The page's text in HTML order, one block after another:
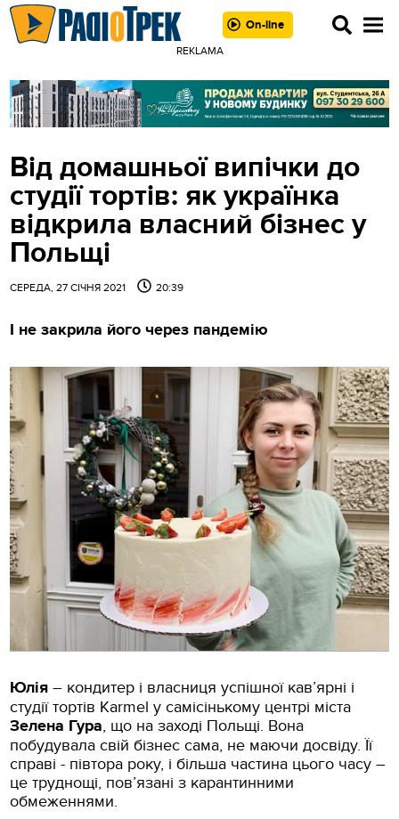
On-line
REKLAMA
Від домашньої випічки до
студії тортів: як українка
відкрила власний бізнес у
Польщі
СЕРЕДА, 27 СІЧНЯ 2021 20:39
І не закрила його через пандемію
Юлія– кондитер і власниця успішної кав’ярні і
студії тортів Karmel у самісінькому центрі міста
Зелена Гура, що на заході Польщі. Вона
побудувала свій бізнес сама, не маючи досвіду. Її
справі - півтора року, і більша частина цього часу –
це труднощі, пов’язані з карантинними
обмеженнями.